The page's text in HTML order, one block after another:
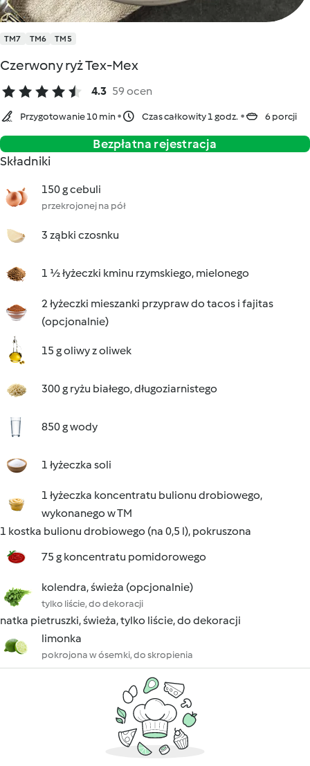
TM7 TM6 TM5
Czerwony ryż Tex-Mex
4.3 59 ocen
Przygotowanie 10 min Czas całkowity 1 godz. 6 porcji
Bezpłatna rejestracja
Składniki
150 g cebuli
przekrojonej na pół
3 ząbki czosnku
1 ½ łyżeczki kminu rzymskiego, mielonego
2 łyżeczki mieszanki przypraw do tacos i fajitas
(opcjonalnie)
15 g oliwy z oliwek
300 g ryżu białego, długoziarnistego
850 g wody
1 łyżeczka soli
1 łyżeczka koncentratu bulionu drobiowego,
wykonanego w TM
1 kostka bulionu drobiowego (na 0,5 l), pokruszona
75 g koncentratu pomidorowego
kolendra, świeża (opcjonalnie)
tylko liście, do dekoracji
natka pietruszki, świeża, tylko liście, do dekoracji
limonka
pokrojona w ósemki, do skropienia